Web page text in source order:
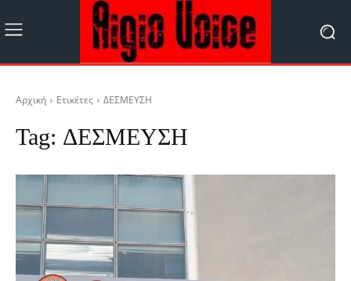
Αρχική Ετικέτες ΔΕΣΜΕΥΣΗ
Tag: ΔΕΣΜΕΥΣΗ